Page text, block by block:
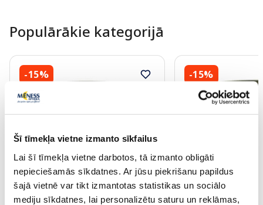
Šī tīmekļa vietne izmanto sīkfailus
Lai šī tīmekļa vietne darbotos, tā izmanto obligāti
nepieciešamās sīkdatnes. Ar jūsu piekrišanu papildus
šajā vietnē var tikt izmantotas statistikas un sociālo
mediju sīkdatnes, lai personalizētu saturu un reklāmas,
Populārākie kategorijā
-15%
PĒRC 4, SAŅEM -20%
NATURAL CODE 11 Tuncis Un
Alveja konservi kaķiem, 85 g
-15%
PĒRC 4, SAŅEM -20%
NATURAL CODE
Dārzeņi konservi